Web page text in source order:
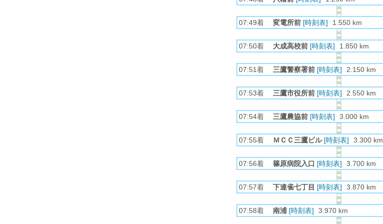
07:49着 変電所前 [時刻表] 1.550 km
07:50着 大成高校前 [時刻表] 1.850 km
07:51着 三鷹警察署前 [時刻表] 2.150 km
07:53着 三鷹市役所前 [時刻表] 2.550 km
07:54着 三鷹農協前 [時刻表] 3.000 km
07:55着 ＭＣＣ三鷹ビル [時刻表] 3.300 km
07:56着 篠原病院入口 [時刻表] 3.700 km
07:57着 下連雀七丁目 [時刻表] 3.870 km
07:58着 南浦 [時刻表] 3.970 km